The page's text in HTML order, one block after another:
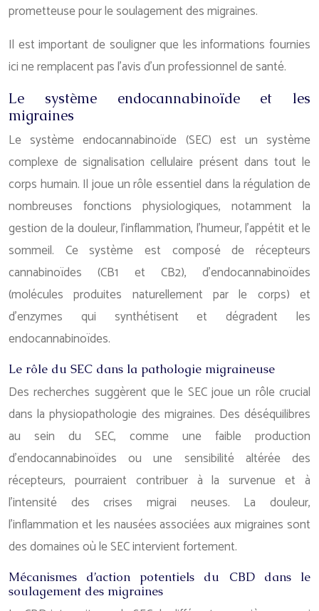
prometteuse pour le soulagement des migraines.
Il est important de souligner que les informations fournies
ici ne remplacent pas l’avis d’un professionnel de santé.
Le système endocannabinoïde et les
migraines
Le système endocannabinoïde (SEC) est un système
complexe de signalisation cellulaire présent dans tout le
corps humain. Il joue un rôle essentiel dans la régulation de
nombreuses fonctions physiologiques, notamment la
gestion de la douleur, l’inflammation, l’humeur, l’appétit et le
sommeil. Ce système est composé de récepteurs
cannabinoïdes (CB1 et CB2), d’endocannabinoïdes
(molécules produites naturellement par le corps) et
d’enzymes qui synthétisent et dégradent les
endocannabinoïdes.
Le rôle du SEC dans la pathologie migraineuse
Des recherches suggèrent que le SEC joue un rôle crucial
dans la physiopathologie des migraines. Des déséquilibres
au sein du SEC, comme une faible production
d’endocannabinoïdes ou une sensibilité altérée des
récepteurs, pourraient contribuer à la survenue et à
l’intensité des crises migrai neuses. La douleur,
l’inflammation et les nausées associées aux migraines sont
des domaines où le SEC intervient fortement.
Mécanismes d’action potentiels du CBD dans le
soulagement des migraines